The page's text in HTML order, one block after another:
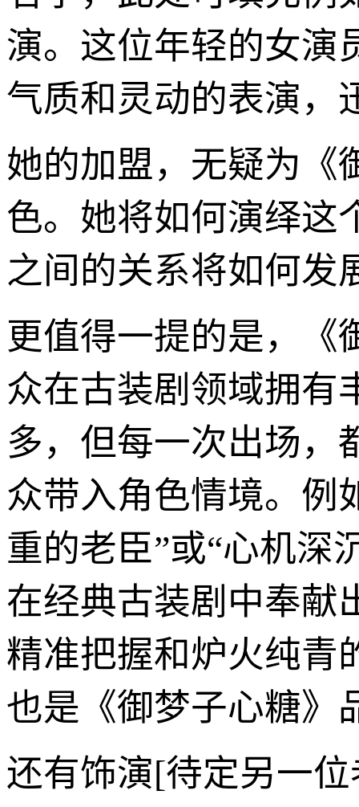
演。这位年轻的女演
气质和灵动的表演，
她的加盟，无疑为《
色。她将如何演绎这
之间的关系将如何发
更值得一提的是，《
众在古装剧领域拥有
多，但每一次出场，
众带入角色情境。例
重的老臣”或“心机深
在经典古装剧中奉献
精准把握和炉火纯青
也是《御梦子心糖》
还有饰演[待定另一